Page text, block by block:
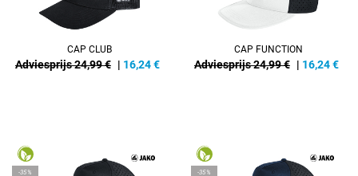
CAP CLUB
Adviesprijs 24,99 € | 16,24€
CAP FUNCTION
Adviesprijs 24,99 € | 16,24€
-35% -35%